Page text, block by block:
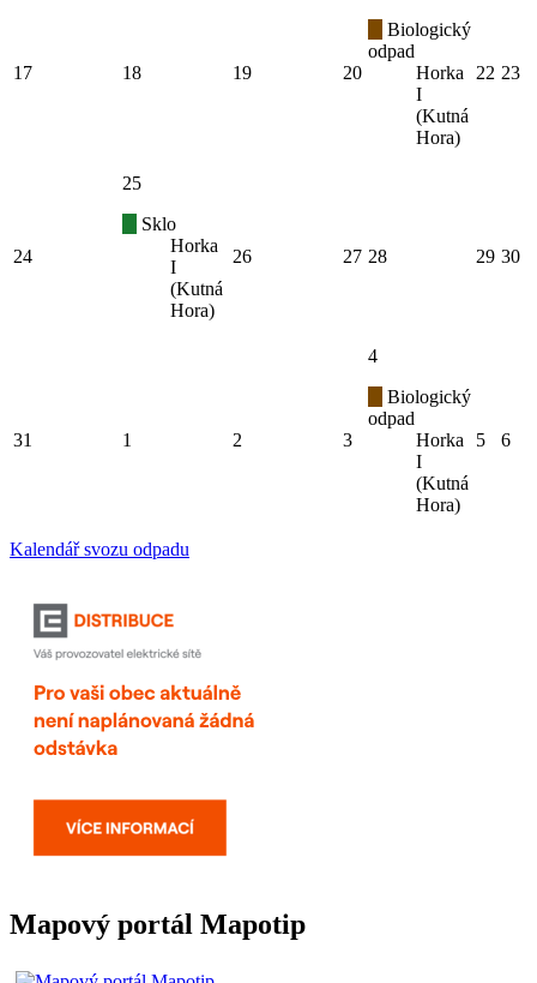
17 18 19 20
Biologický
odpad
Horka
I
(Kutná
Hora)
22 23
24
25
Sklo
Horka
I
(Kutná
Hora)
26 27 28 29 30
31 1 2 3
4
Biologický
odpad
Horka
I
(Kutná
Hora)
5 6
Kalendář svozu odpadu
Mapový portál Mapotip